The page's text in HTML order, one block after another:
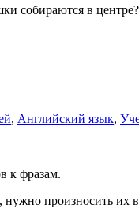
собираются в центре?
, Английский язык,
к фразам.
нужно произносить